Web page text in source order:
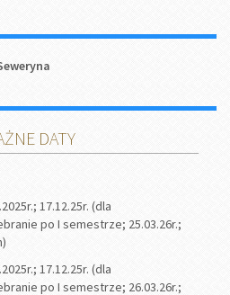
DATY
17.12.25r. (dla
po I semestrze; 25.03.26r.;
17.12.25r. (dla
po I semestrze; 26.03.26r.;